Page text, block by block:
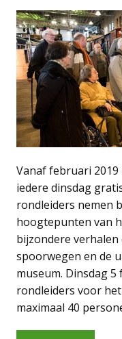
Vanaf februari
iedere dinsdag
rondleiders nemen
hoogtepunten van
bijzondere verhalen
spoorwegen en de
museum. Dinsdag
rondleiders voor
maximaal 40